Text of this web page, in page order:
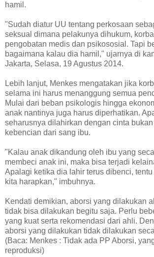
hamil.
"Sudah diatur UU tentang perkosaan
seksual dimana pelakunya dihukum,
pengobatan medis dan psikososial. Tapi
bagaimana kalau dia hamil," ujarnya di
Jakarta, Selasa, 19 Agustus 2014.
Lebih lanjut, Menkes mengatakan jika
selama ini harus menanggung semua
Mulai dari beban psikologis hingga
anak nantinya juga harus diperhatikan.
seharusnya dilahirkan dengan cinta
kebencian dari sang ibu.
"Kalau anak dikandung oleh ibu yang
membeci anak ini, maka bisa terjadi
Apalagi ketika dia lahir terus dibenci,
kita harapkan," imbuhnya.
Kendati demikian, aborsi yang dilakukan
tidak bisa dilakukan begitu saja. Perlu
yang kuat serta rekomendasi dari ahli.
aborsi yang dilakukan tidak dilakukan
(Baca: Menkes : Tidak ada PP Aborsi,
reproduksi)